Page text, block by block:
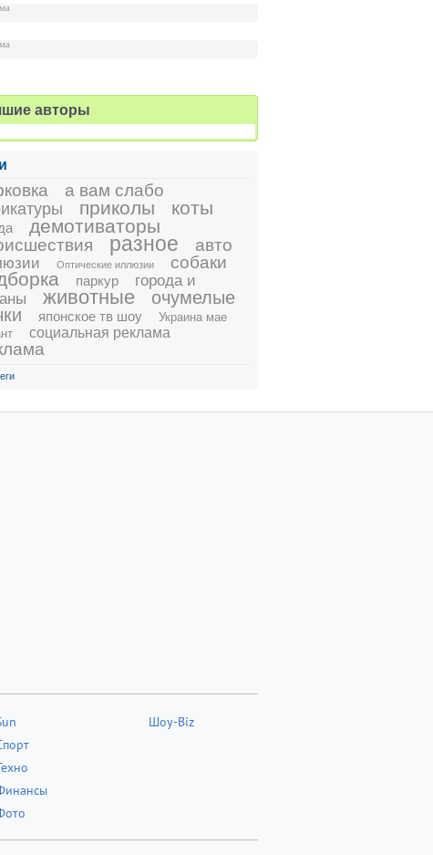
авторы
а вам слабо
приколы коты
демотиваторы
разное авто
Оптические иллюзии собаки
паркур
города и
животные
очумелые
японское тв шоу
Украина мае
социальная реклама
Шоу-Biz